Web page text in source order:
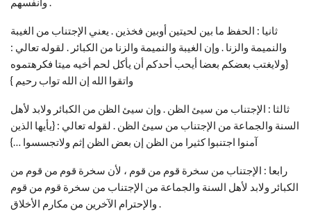
ثانيا : الحفظ ما بين لحيتين أوبين فخذين . يعني الإجتناب من الغيبة
والنميمة والزنا . وإن الغيبة والنميمة والزنا من الكبائر . لقوله تعالي :
{ولايغتب بعضكم بعضا أيحب أحدكم أن يأكل لحم أخيه ميتا فكرهتموه
واتقوا الله إن الله تواب رحيم }
ثالثا : الإجتناب من سيئ الظن . وإن سيئ الظن من الكبائر ولابد لأهل
السنة والجماعة من الإجتناب من سيئ الظن . لقوله تعالي : {يأيها الذين
آمنوا اجتنبوا كثيرا من الظن إن بعض الظن إثم ولاتجسسوا …}
رابعا : الإجتناب من سخرة قوم من قوم ، لأن سخرة قوم من قوم من
الكبائر ولابد لأهل السنة والجماعة من الإجتناب من سخرة قوم من قوم
والإحترام الآخرين من مكارم الأخلاق .